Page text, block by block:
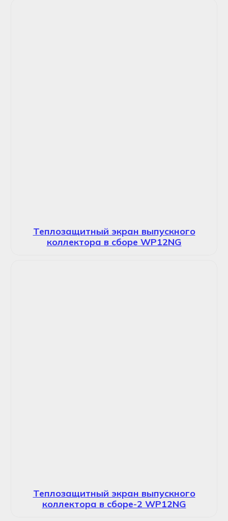
Теплозащитный экран выпускного
коллектора в сборе WP12NG
Теплозащитный экран выпускного
коллектора в сборе-2 WP12NG